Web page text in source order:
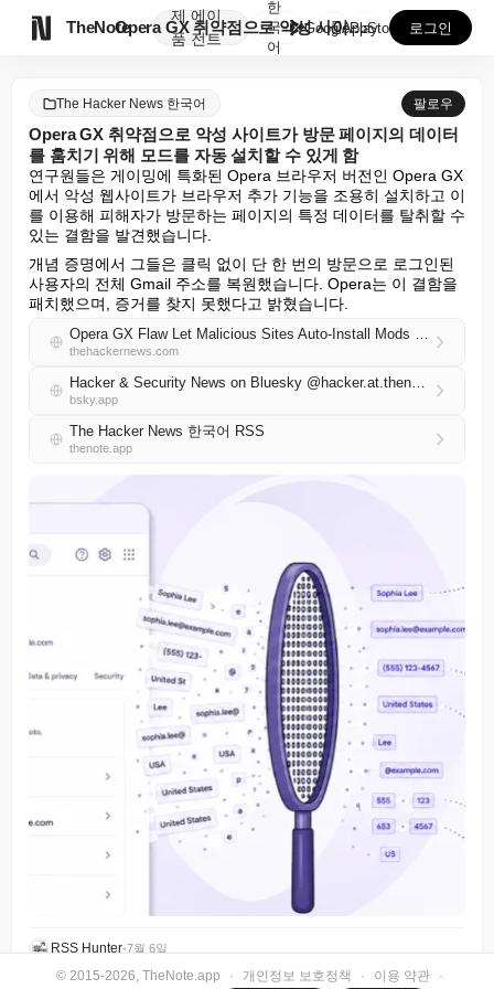
TheNote
제
품
에이
전트
Opera GX 취약점으로 악성 사이트가 방문 페이지의...
한
국
어
GooglePlay
AppStore 로그인
The Hacker News 한국어 팔로우
Opera GX 취약점으로 악성 사이트가 방문 페이지의 데이터
를 훔치기 위해 모드를 자동 설치할 수 있게 함
연구원들은 게이밍에 특화된 Opera 브라우저 버전인 Opera GX
에서 악성 웹사이트가 브라우저 추가 기능을 조용히 설치하고 이
를 이용해 피해자가 방문하는 페이지의 특정 데이터를 탈취할 수
있는 결함을 발견했습니다.
개념 증명에서 그들은 클릭 없이 단 한 번의 방문으로 로그인된
사용자의 전체 Gmail 주소를 복원했습니다. Opera는 이 결함을
패치했으며, 증거를 찾지 못했다고 밝혔습니다.
Opera GX Flaw Let Malicious Sites Auto-Install Mods to Steal Data From Visited Pages
thehackernews.com
Hacker & Security News on Bluesky @hacker.at.thenote.app
bsky.app
The Hacker News 한국어 RSS
thenote.app
RSS Hunter•7월 6일
© 2015-2026, TheNote.app · 개인정보 보호정책 · 이용 약관 ·